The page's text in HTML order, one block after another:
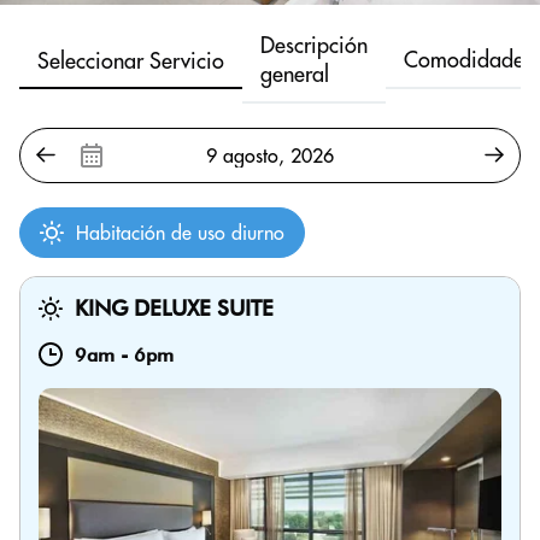
Seleccionar Servicio
Descripción
general
Comodidades
Habitación de uso diurno
KING DELUXE SUITE
9am - 6pm